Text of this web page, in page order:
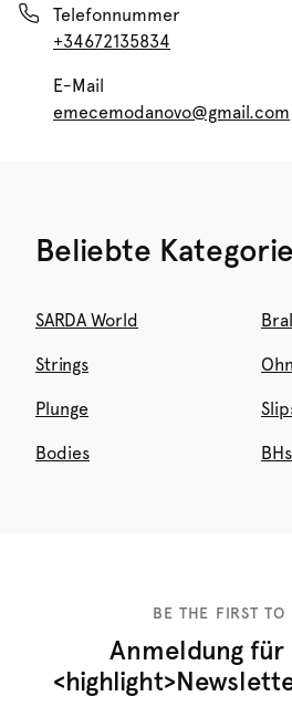
Telefonnummer
+34672135834
E-Mail
emecemodanovo@gmail.com
Beliebte
SARDA World
Strings
Plunge
Bodies BHs
BE THE FIRST TO
Anmeldung für